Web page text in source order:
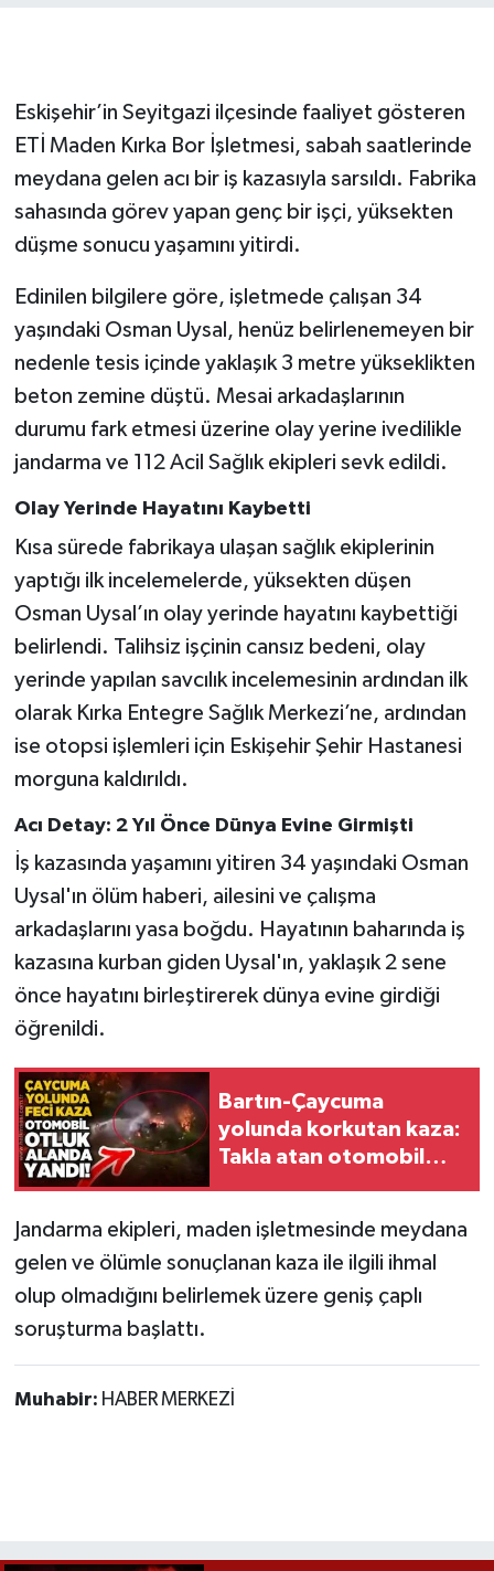
Eskişehir’in Seyitgazi ilçesinde faaliyet gösteren
ETİ Maden Kırka Bor İşletmesi, sabah saatlerinde
meydana gelen acı bir iş kazasıyla sarsıldı. Fabrika
sahasında görev yapan genç bir işçi, yüksekten
düşme sonucu yaşamını yitirdi.
Edinilen bilgilere göre, işletmede çalışan 34
yaşındaki Osman Uysal, henüz belirlenemeyen bir
nedenle tesis içinde yaklaşık 3 metre yükseklikten
beton zemine düştü. Mesai arkadaşlarının
durumu fark etmesi üzerine olay yerine ivedilikle
jandarma ve 112 Acil Sağlık ekipleri sevk edildi.
Olay Yerinde Hayatını Kaybetti
Kısa sürede fabrikaya ulaşan sağlık ekiplerinin
yaptığı ilk incelemelerde, yüksekten düşen
Osman Uysal’ın olay yerinde hayatını kaybettiği
belirlendi. Talihsiz işçinin cansız bedeni, olay
yerinde yapılan savcılık incelemesinin ardından ilk
olarak Kırka Entegre Sağlık Merkezi’ne, ardından
ise otopsi işlemleri için Eskişehir Şehir Hastanesi
morguna kaldırıldı.
Acı Detay: 2 Yıl Önce Dünya Evine Girmişti
İş kazasında yaşamını yitiren 34 yaşındaki Osman
Uysal'ın ölüm haberi, ailesini ve çalışma
arkadaşlarını yasa boğdu. Hayatının baharında iş
kazasına kurban giden Uysal'ın, yaklaşık 2 sene
önce hayatını birleştirerek dünya evine girdiği
öğrenildi.
Bartın-Çaycuma
yolunda korkutan kaza:
Takla atan otomobil
Jandarma ekipleri, maden işletmesinde meydana
gelen ve ölümle sonuçlanan kaza ile ilgili ihmal
olup olmadığını belirlemek üzere geniş çaplı
soruşturma başlattı.
Muhabir: HABER MERKEZİ
Gökçebey
GÜNDEM
İş ilanı
Kilimli
Kültür - Sanat
MAGAZİN
Röportaj
Sağlık
SİYASET
Spor
Ulusal
Yaşam